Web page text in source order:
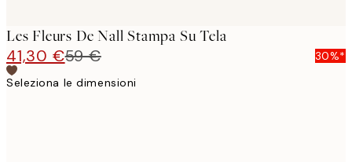
Les Fleurs De Nall Stampa Su Tela
41,30 €59 €
30%*
Seleziona le dimensioni